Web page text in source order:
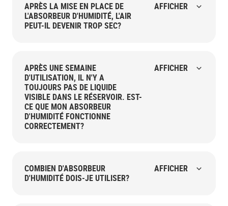
APRÈS LA MISE EN PLACE DE
L'ABSORBEUR D'HUMIDITÉ, L'AIR
PEUT-IL DEVENIR TROP SEC?
AFFICHER
APRÈS UNE SEMAINE
D'UTILISATION, IL N'Y A
TOUJOURS PAS DE LIQUIDE
VISIBLE DANS LE RÉSERVOIR. EST-
CE QUE MON ABSORBEUR
D'HUMIDITÉ FONCTIONNE
CORRECTEMENT?
AFFICHER
COMBIEN D'ABSORBEUR
D'HUMIDITÉ DOIS-JE UTILISER?
AFFICHER